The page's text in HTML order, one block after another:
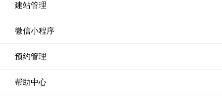
建站管理
微信小程序
预约管理
帮助中心